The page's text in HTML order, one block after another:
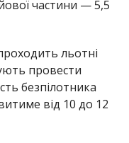
частини — 5,5
льотні
провести
безпілотника
від 10 до 12